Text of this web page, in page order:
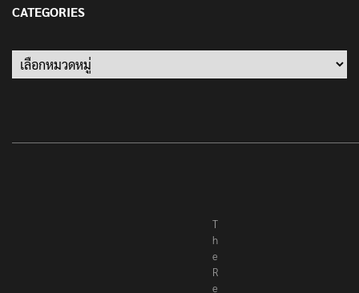
CATEGORIES
Categories
T
h
e
R
e